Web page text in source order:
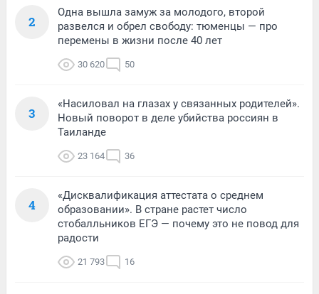
2
Одна вышла замуж за молодого, второй
развелся и обрел свободу: тюменцы — про
перемены в жизни после 40 лет
30 620 50
3
«Насиловал на глазах у связанных родителей».
Новый поворот в деле убийства россиян в
Таиланде
23 164 36
4
«Дисквалификация аттестата о среднем
образовании». В стране растет число
стобалльников ЕГЭ — почему это не повод для
радости
21 793 16